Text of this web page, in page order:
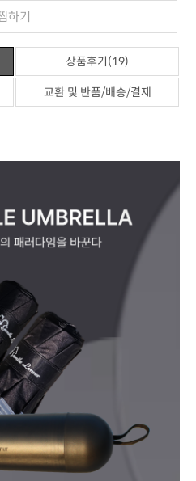
하기
상품후기(19)
교환 및 반품/배송/결제